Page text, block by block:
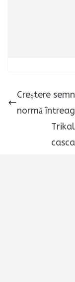
Creștere
normă